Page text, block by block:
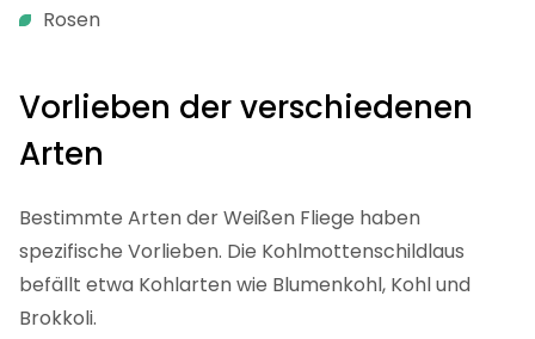
Rosen
Vorlieben der verschiedenen
Arten
Bestimmte Arten der Weißen Fliege haben
spezifische Vorlieben. Die Kohlmottenschildlaus
befällt etwa Kohlarten wie Blumenkohl, Kohl und
Brokkoli.